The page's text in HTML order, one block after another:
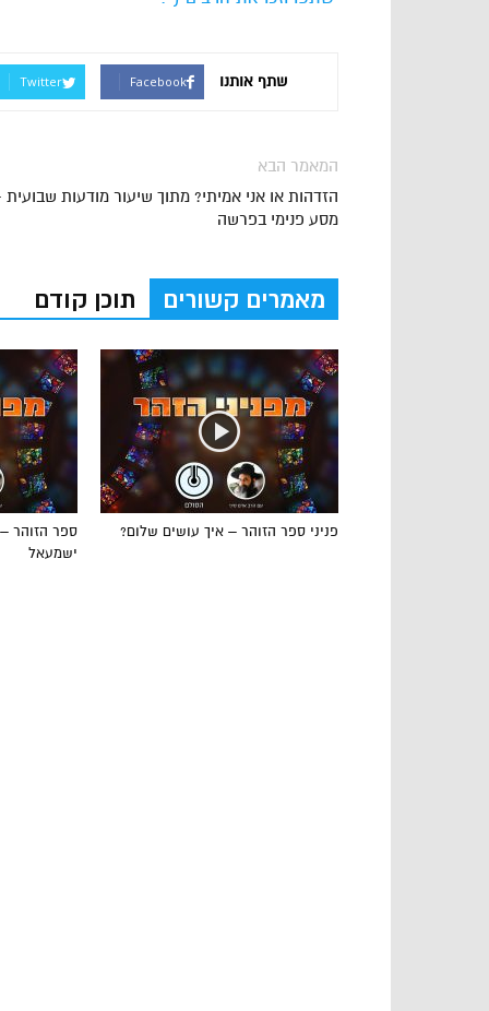
שתף אותנו Facebook
Twitter
המאמר הבא
הזדהות או אני אמיתי? מתוך שיעור מודעות שבועית
מסע פנימי בפרשה
מאמרים קשורים תוכן קודם
ספר הזוהר
ישמעאל
פניני ספר הזוהר – איך עושים שלום?